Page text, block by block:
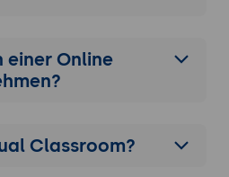
einer Online
Classroom?